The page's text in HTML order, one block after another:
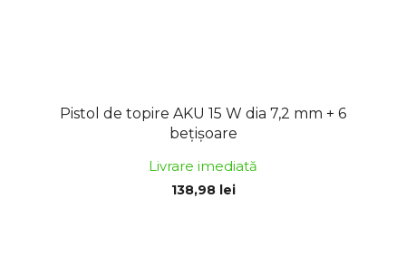
Pistol de topire AKU 15 W dia 7,2 mm + 6
bețișoare
Livrare imediată
138,98 lei